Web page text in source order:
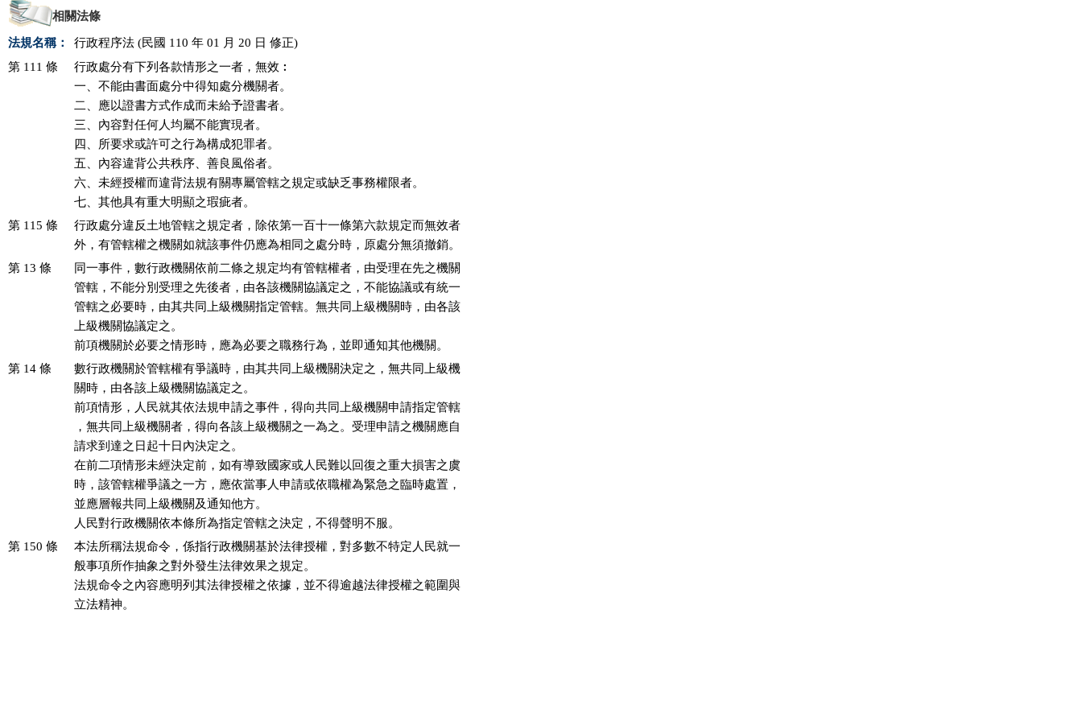
相關法條
法規名稱：
行政程序法 (民國 110 年 01 月 20 日 修正)
第 111 條
行政處分有下列各款情形之一者，無效︰
一、不能由書面處分中得知處分機關者。
二、應以證書方式作成而未給予證書者。
三、內容對任何人均屬不能實現者。
四、所要求或許可之行為構成犯罪者。
五、內容違背公共秩序、善良風俗者。
六、未經授權而違背法規有關專屬管轄之規定或缺乏事務權限者。
七、其他具有重大明顯之瑕疵者。
第 115 條
行政處分違反土地管轄之規定者，除依第一百十一條第六款規定而無效者
外，有管轄權之機關如就該事件仍應為相同之處分時，原處分無須撤銷。
第 13 條
同一事件，數行政機關依前二條之規定均有管轄權者，由受理在先之機關
管轄，不能分別受理之先後者，由各該機關協議定之，不能協議或有統一
管轄之必要時，由其共同上級機關指定管轄。無共同上級機關時，由各該
上級機關協議定之。
前項機關於必要之情形時，應為必要之職務行為，並即通知其他機關。
第 14 條
數行政機關於管轄權有爭議時，由其共同上級機關決定之，無共同上級機
關時，由各該上級機關協議定之。
前項情形，人民就其依法規申請之事件，得向共同上級機關申請指定管轄
，無共同上級機關者，得向各該上級機關之一為之。受理申請之機關應自
請求到達之日起十日內決定之。
在前二項情形未經決定前，如有導致國家或人民難以回復之重大損害之虞
時，該管轄權爭議之一方，應依當事人申請或依職權為緊急之臨時處置，
並應層報共同上級機關及通知他方。
人民對行政機關依本條所為指定管轄之決定，不得聲明不服。
第 150 條
本法所稱法規命令，係指行政機關基於法律授權，對多數不特定人民就一
般事項所作抽象之對外發生法律效果之規定。
法規命令之內容應明列其法律授權之依據，並不得逾越法律授權之範圍與
立法精神。